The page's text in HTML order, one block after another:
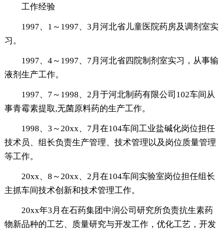
工作经验
1997、1～1997、3月河北省儿童医院药房及调剂室实
习。
1997、4～1997、7月河北省四院制剂室实习，从事输
液剂生产工作。
1997、7～1998、2月于河北制药有限公司102车间从
事青霉素提取,无菌原料药的生产工作。
1998、3～20xx、7月在104车间工业盐碱化岗位担任
技术员、组长负责生产管理、技术管理以及岗位质量管理
等工作。
20xx、8～20xx、2月在104车间实验室岗位担任组长
主抓车间技术创新和技术管理工作。
20xx年3月在石药集团中润公司研究所负责抗生素药
物新品种的工艺、质量研究与开发工作，优化工艺，开发